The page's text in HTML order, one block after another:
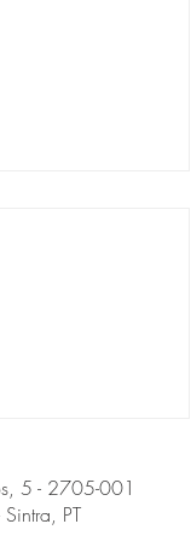
Corvus
5 - 2705-001
PT